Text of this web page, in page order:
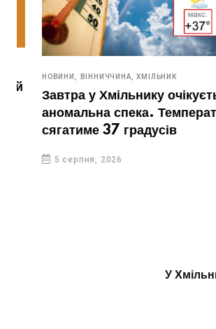
НОВИНИ, ВІННИЧЧИНА, ХМІЛЬНИК
Завтра у Хмільнику очікується
аномальна спека. Температура
сягатиме 37 градусів
5 серпня, 2026
У